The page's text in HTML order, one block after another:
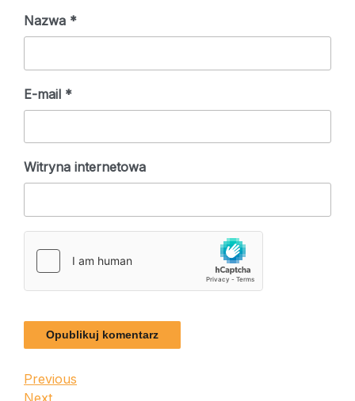
Nazwa *
E-mail *
Witryna internetowa
Nawigacja
Previous
Post
Previous
Next
Next